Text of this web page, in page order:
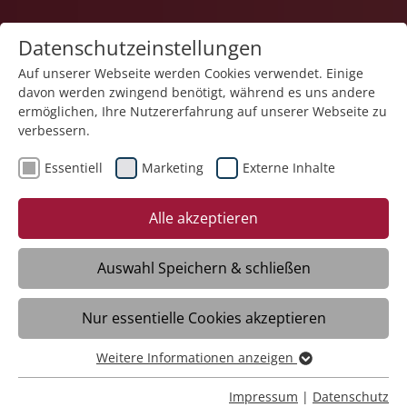
Karriere
22.05.2025
Führung in Zeiten der
Veränderung
Meckenbeuren/Liebenau - „Führung in
Zeiten der Veränderung“ ist ein
hochaktuelles Thema – in Teams,
Projekten und im Führungsalltag. Führung
bedeutet heute mehr denn je,
Datenschutzeinstellungen
Auf unserer Webseite werden Cookies verwendet. Einige
davon werden zwingend benötigt, während es uns andere
ermöglichen, Ihre Nutzererfahrung auf unserer Webseite zu
verbessern.
Essentiell Marketing Externe Inhalte
Alle akzeptieren
Auswahl Speichern & schließen
Nur essentielle Cookies akzeptieren
Essentiell
Essentielle Cookies werden für grundlegende Funktionen
Weitere Informationen anzeigen
Impressum | Datenschutz